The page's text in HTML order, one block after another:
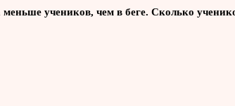
учеников, чем в беге. Сколько